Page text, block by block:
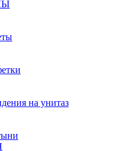
на унитаз